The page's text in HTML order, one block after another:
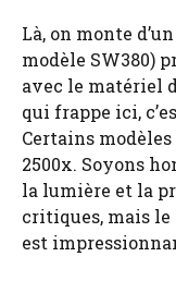
Là, on monte
modèle SW380)
avec le matériel
qui frappe ici,
Certains modèles
2500x. Soyons
la lumière et la
critiques, mais le
est